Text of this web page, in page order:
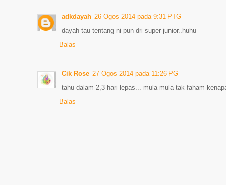
adkdayah 26 Ogos 2014 pada 9:31 PTG
dayah tau tentang ni pun dri super junior..huhu
Balas
Cik Rose 27 Ogos 2014 pada 11:26 PG
tahu dalam 2,3 hari lepas... mula mula tak faham
Balas